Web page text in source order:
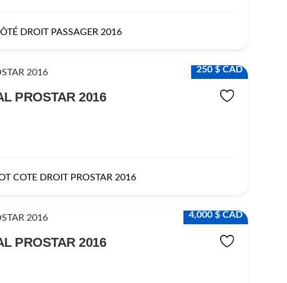
DROIT PASSAGER 2016
250 $ CAD
PROSTAR 2016
COTE DROIT PROSTAR 2016
4,000 $ CAD
PROSTAR 2016